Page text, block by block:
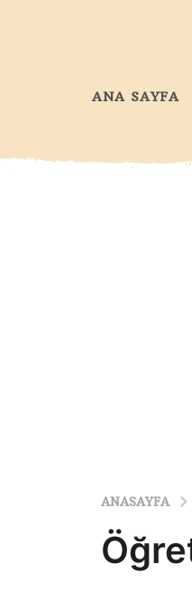
ANA SAYFA
ANASAYFA